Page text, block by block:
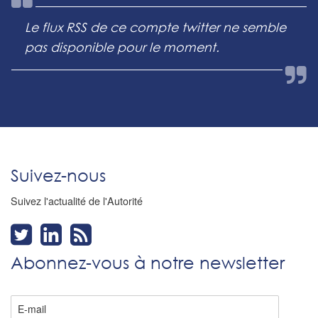
Le flux RSS de ce compte twitter ne semble
pas disponible pour le moment.
Suivez-nous
Suivez l'actualité de l'Autorité
Abonnez-vous à notre newsletter